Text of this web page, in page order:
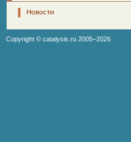
Новости
Copyright © catalysis.ru 2005–2026